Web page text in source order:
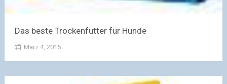
Das beste Trockenfutter für Hunde
März 4, 2015